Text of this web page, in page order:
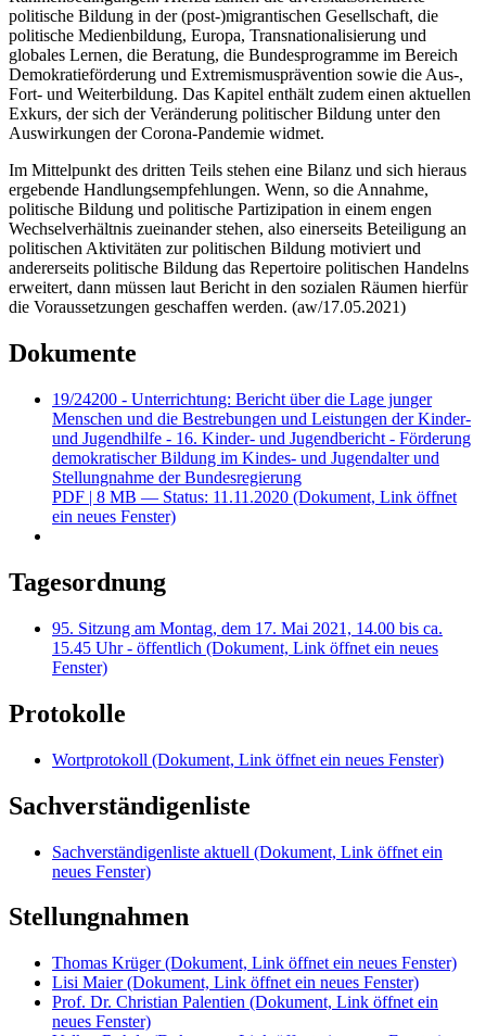
politische Bildung in der (post-)migrantischen Gesellschaft, die
politische Medienbildung, Europa, Transnationalisierung und
globales Lernen, die Beratung, die Bundesprogramme im Bereich
Demokratieförderung und Extremismusprävention sowie die Aus-,
Fort- und Weiterbildung. Das Kapitel enthält zudem einen aktuellen
Exkurs, der sich der Veränderung politischer Bildung unter den
Auswirkungen der Corona-Pandemie widmet.
Im Mittelpunkt des dritten Teils stehen eine Bilanz und sich hieraus
ergebende Handlungsempfehlungen. Wenn, so die Annahme,
politische Bildung und politische Partizipation in einem engen
Wechselverhältnis zueinander stehen, also einerseits Beteiligung an
politischen Aktivitäten zur politischen Bildung motiviert und
andererseits politische Bildung das Repertoire politischen Handelns
erweitert, dann müssen laut Bericht in den sozialen Räumen hierfür
die Voraussetzungen geschaffen werden. (aw/17.05.2021)
Dokumente
19/24200 - Unterrichtung: Bericht über die Lage junger
Menschen und die Bestrebungen und Leistungen der Kinder-
und Jugendhilfe - 16. Kinder- und Jugendbericht - Förderung
demokratischer Bildung im Kindes- und Jugendalter und
Stellungnahme der Bundesregierung
PDF | 8 MB — Status: 11.11.2020 (Dokument, Link öffnet
ein neues Fenster)
Tagesordnung
95. Sitzung am Montag, dem 17. Mai 2021, 14.00 bis ca.
15.45 Uhr - öffentlich (Dokument, Link öffnet ein neues
Fenster)
Protokolle
Wortprotokoll (Dokument, Link öffnet ein neues Fenster)
Sachverständigenliste
Sachverständigenliste aktuell (Dokument, Link öffnet ein
neues Fenster)
Stellungnahmen
Thomas Krüger(Dokument, Link öffnet ein neues Fenster)
Lisi Maier(Dokument, Link öffnet ein neues Fenster)
Prof. Dr. Christian Palentien (Dokument, Link öffnet ein
neues Fenster)